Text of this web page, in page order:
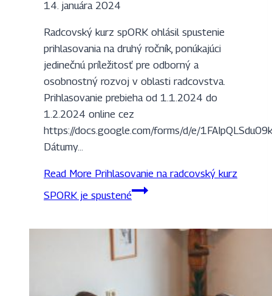
14. januára 2024
Radcovský kurz spORK ohlásil spustenie
prihlasovania na druhý ročník, ponúkajúci
jedinečnú príležitosť pre odborný a
osobnostný rozvoj v oblasti radcovstva.
Prihlasovanie prebieha od 1.1.2024 do
1.2.2024 online cez
https://docs.google.com/forms/d/e/
Dátumy…
Read More Prihlasovanie na radcovský kurz
SPORK je spustené